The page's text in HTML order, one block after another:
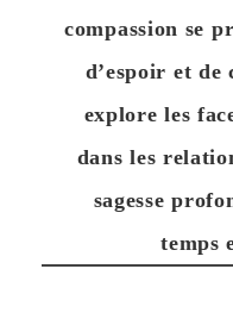
compassion se
d’espoir et de
explore les
dans les
sagesse
temps